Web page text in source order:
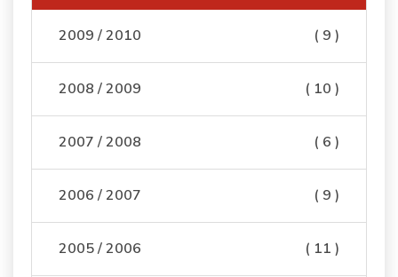
2009 / 2010 ( 9 )
2008 / 2009 ( 10 )
2007 / 2008 ( 6 )
2006 / 2007 ( 9 )
2005 / 2006 ( 11 )